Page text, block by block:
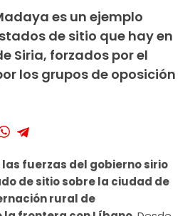
es un ejemplo
de sitio que hay en
Siria, forzados por el
los grupos de oposición
las fuerzas del gobierno sirio
de sitio sobre la ciudad de
rural de